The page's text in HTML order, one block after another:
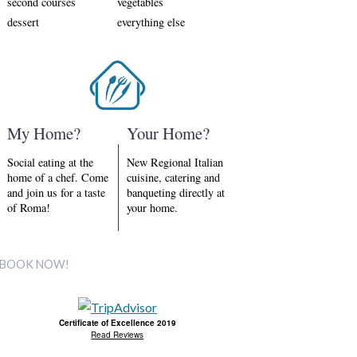
dessert
everything else
My Home?
Social eating at the
home of a chef. Come
and join us for a taste
of Roma!
Your Home?
New Regional Italian
cuisine, catering and
banqueting directly at
your home.
NOW!
Certificate of Excellence 2019
Read Reviews